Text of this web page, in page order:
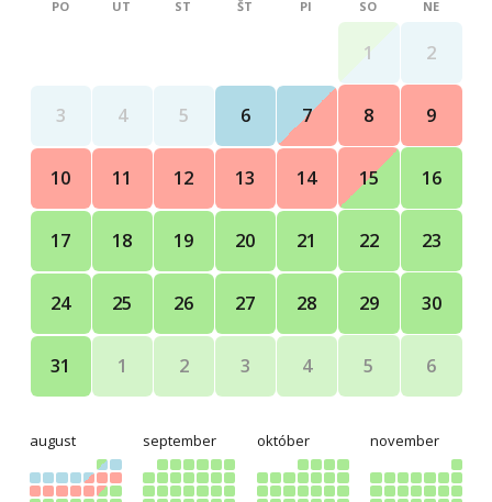
PO UT ST ŠT PI SO NE
1 2
3 4 5 6 7 8 9
10 11 12 13 14 15 16
17 18 19 20 21 22 23
24 25 26 27 28 29 30
31 1 2 3 4 5 6
august september október november